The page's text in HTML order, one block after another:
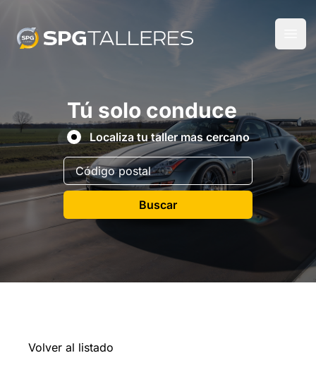
Tú solo conduce
Localiza tu taller mas cercano
Buscar
Volver al listado